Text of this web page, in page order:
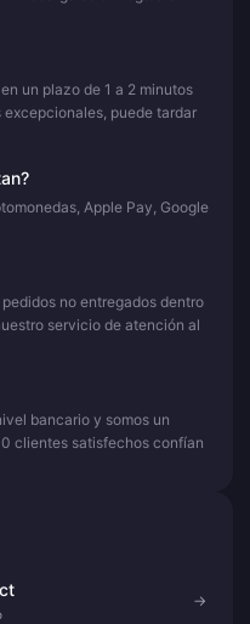
un plazo de 1 a 2 minutos
puede tardar
Apple Pay, Google
no entregados dentro
servicio de atención al
bancario y somos un
clientes satisfechos confían
→